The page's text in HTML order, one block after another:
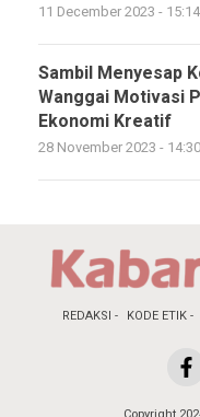
11 December 2023 -
Sambil Menyesap
Wanggai Motivasi
Ekonomi Kreatif
28 November 2023 -
REDAKSI KODE ETIK